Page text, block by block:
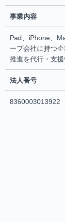
事業内容
Pad、iPhone、
ープ会社に持つ
推進を代行・支援
法人番号
8360003013922